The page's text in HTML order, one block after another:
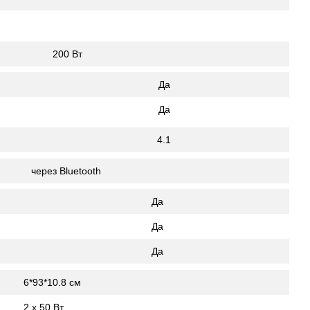
200 Вт
Да
Да
4.1
через Bluetooth
Да
Да
Да
6*93*10.8 см
2 x 50 Вт